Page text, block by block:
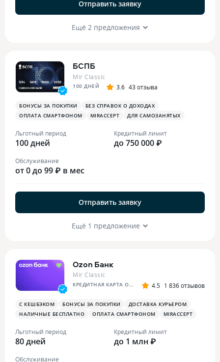
Отправить заявку
Ещё 2 предложения
БСПБ
Mir Classic
100 ДНЕЙ 3.6 43 отзыва
БОНУСЫ ЗА ПОКУПКИ
БЕЗ СПРАВОК О ДОХОДАХ
ОПЛАТА СМАРТФОНОМ
MIRACCEPT ДЛЯ САМОЗАНЯТЫХ
Льготный период
100 дней
Кредитный лимит
до 750 000 ₽
Обслуживание
от 0 до 99 ₽ в мес
Отправить заявку
Ещё 1 предложение
Ozon Банк
Mir Classic
КРЕДИТНАЯ КАРТА OZON 4.5 1 836 отзывов
С КЕШБЭКОМ БОНУСЫ ЗА ПОКУПКИ
ДОСТАВКА КУРЬЕРОМ
НАЛИЧНЫЕ БЕСПЛАТНО
ОПЛАТА СМАРТФОНОМ MIRACCEPT
Льготный период
80 дней
Кредитный лимит
до 1 млн ₽
Обслуживание